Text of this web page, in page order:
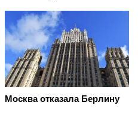
Москва отказала Берлину